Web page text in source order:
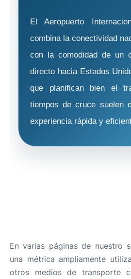
El Aeropuerto
combina la conectividad
con la comodidad de un
directo hacia Estados
que planifican bien el
tiempos de cruce suelen
experiencia rápida y
En varias páginas de nuestro
una métrica ampliamente
otros medios de transporte